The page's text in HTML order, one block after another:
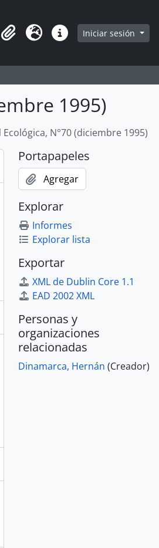
Portapapeles
Idioma Enlaces rápidos
Iniciar sesión
1995)
N°70 (diciembre 1995)
Portapapeles
Agregar
Explorar
Informes
Explorar lista
Exportar
XML de Dublin Core 1.1
EAD 2002 XML
Personas y
organizaciones
relacionadas
Dinamarca, Hernán (Creador)